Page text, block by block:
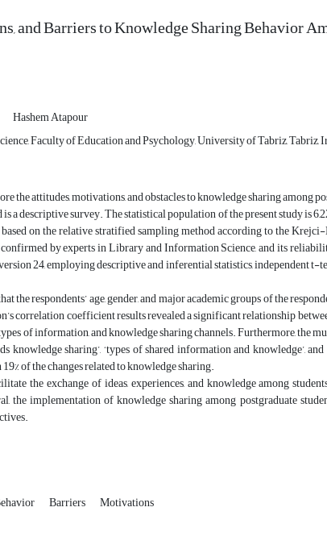
and Barriers to Knowledge Sharing Behavior
Hashem Atapour
Faculty of Education and Psychology, University of Tabriz, Tabriz,
the attitudes, motivations, and obstacles to knowledge sharing among
a descriptive survey. The statistical population of the present study is
on the relative stratified sampling method according to the
by experts in Library and Information Science, and its
24, employing descriptive and inferential statistics, independent t-
the respondents’ age, gender, and major academic groups of the
correlation coefficient results revealed a significant relationship
of information, and knowledge sharing channels. Furthermore, the
knowledge sharing’, ‘types of shared information and knowledge’,
of the changes related to knowledge sharing.
the exchange of ideas, experiences, and knowledge among
the implementation of knowledge sharing among postgraduate
Barriers Motivations